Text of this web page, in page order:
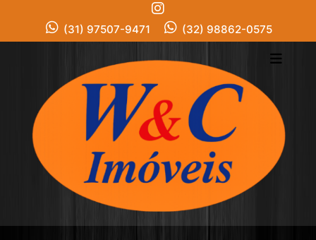
(31) 97507-9471 (32) 98862-0575